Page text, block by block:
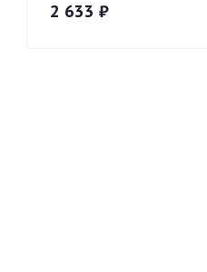
2 633 ₽